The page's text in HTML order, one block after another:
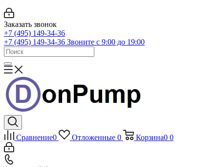
Заказать звонок
+7 (495) 149-34-36
+7 (495) 149-34-36 Звоните с 9:00 до 19:00
Сравнение0 Отложенные 0 Корзина0 0